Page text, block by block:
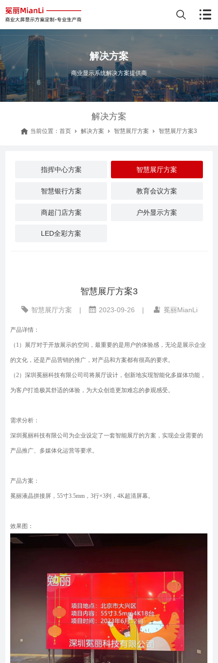
解决方案
商业显示系统解决方案提供商
解决方案
当前位置： 首页 解决方案 智慧展厅方案 智慧展厅方案3
指挥中心方案 智慧展厅方案
智慧银行方案 教育会议方案
商超门店方案 户外显示方案
LED全彩方案
智慧展厅方案3
智慧展厅方案 | 2023-09-26 | 冕丽MianLi
产品详情：
（1） 展厅对于开放展示的空间，最重要的是用户的体验感，无论是展示企业
的文化，还是产品营销的推广，对产品和方案都有很高的要求。
（2）深圳冕丽科技有限公司司将展厅设计，创新地实现智能化多媒体功能，
为客户打造极其舒适的体验，为大众创造更加难忘的参观感受。
需求分析：
深圳冕丽科技有限公司为企业设定了一套智能展厅的方案，实现企业需要的
产品推广、多媒体化运营等要求。
产品方案：
冕丽液晶拼接屏，55寸3.5mm，3行×3列，4K超清屏幕。
效果图：